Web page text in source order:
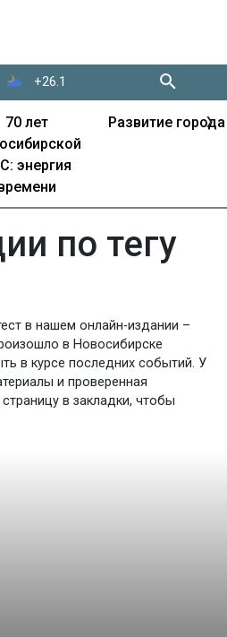
+26.1
70 лет
энергия
Развитие города
›
по тегу
в нашем онлайн-издании –
в Новосибирске
в курсе последних событий. У
и проверенная
в закладки, чтобы